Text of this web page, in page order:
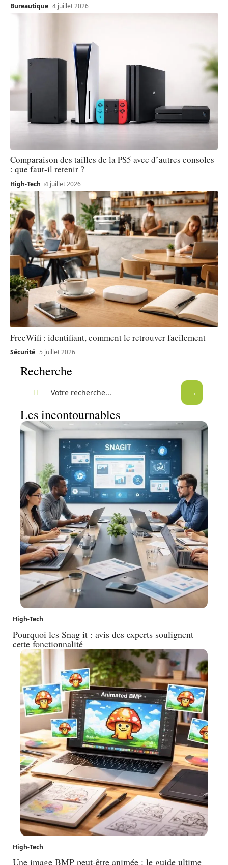
Bureautique 4 juillet 2026
Comparaison des tailles de la PS5 avec d’autres consoles
: que faut-il retenir ?
High-Tech 4 juillet 2026
FreeWifi : identifiant, comment le retrouver facilement
Sécurité 5 juillet 2026
Recherche
Les incontournables
High-Tech
Pourquoi les Snag it : avis des experts soulignent
cette fonctionnalité
High-Tech
Une image BMP peut-être animée : le guide ultime